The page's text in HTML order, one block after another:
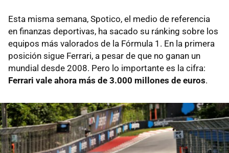
Esta misma semana, Spotico, el medio de referencia
en finanzas deportivas, ha sacado su ránking sobre los
equipos más valorados de la Fórmula 1. En la primera
posición sigue Ferrari, a pesar de que no ganan un
mundial desde 2008. Pero lo importante es la cifra:
Ferrari vale ahora más de 3.000 millones de euros.